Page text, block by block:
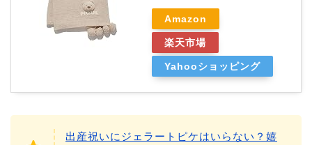
Amazon
楽天市場
Yahooショッピング
出産祝いにジェラートピケはいらない？嬉